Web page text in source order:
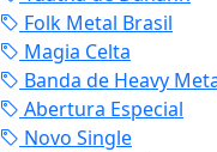
Folk Metal Brasil
Magia Celta
Banda de Heavy
Abertura Especial
Novo Single